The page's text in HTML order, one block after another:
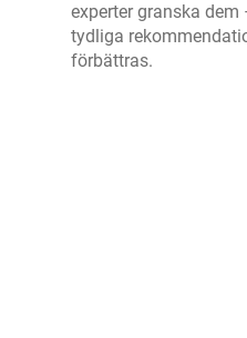
experter granska
tydliga
förbättras.